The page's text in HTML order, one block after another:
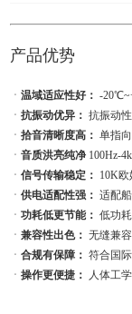
产品优势
ㆍ温域适应性好： -
ㆍ抗振动优异： 抗振动
ㆍ拾音清晰度高： 单指
ㆍ音质洪亮纯净 100Hz-
ㆍ信号传输稳定： 10K欧
ㆍ供电适配性强： 适配
ㆍ功耗低更节能： 低功
ㆍ兼容性出色： 无缝兼
ㆍ合规有保障： 符合国
ㆍ操作更便捷： 人体工